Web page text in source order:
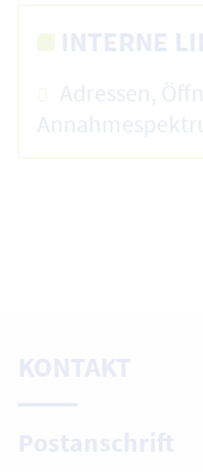
INTERNE
Adressen,
KONTAKT
Postanschrift